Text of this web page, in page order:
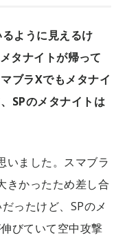
ように見えるけ
タナイトが帰って
ブラXでもメタナイ
SPのメタナイトは
いました。スマブラ
きかったため差し合
ったけど、SPのメ
びていて空中攻撃